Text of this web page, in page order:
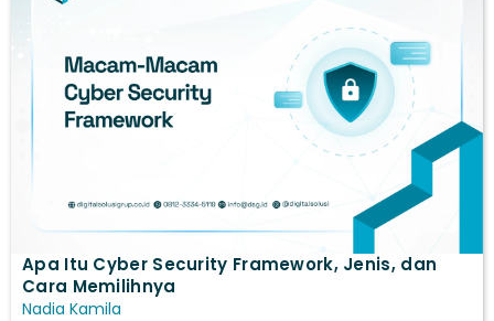
Apa Itu Cyber Security Framework, Jenis, dan
Cara Memilihnya
Nadia Kamila